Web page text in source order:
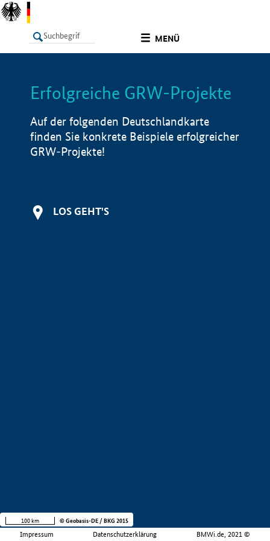
MENÜ
LISTE Info
Erfolgreiche GRW-Projekte
Auf der folgenden Deutschlandkarte
finden Sie konkrete Beispiele erfolgreicher
GRW-Projekte!
LOS GEHT'S
Impressum Datenschutzerklärung BMWi.de, 2021 ©
100 km © Geobasis-DE / BKG 2015